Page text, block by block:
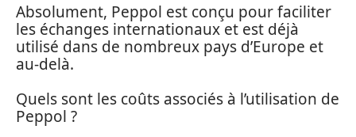
Absolument, Peppol est conçu pour faciliter
les échanges internationaux et est déjà
utilisé dans de nombreux pays d’Europe et
au-delà.
Quels sont les coûts associés à l’utilisation de
Peppol ?